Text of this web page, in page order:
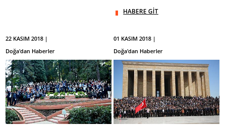
HABERE GİT
22 KASIM 2018 |
Doğa'dan Haberler
01 KASIM 2018 |
Doğa'dan Haberler